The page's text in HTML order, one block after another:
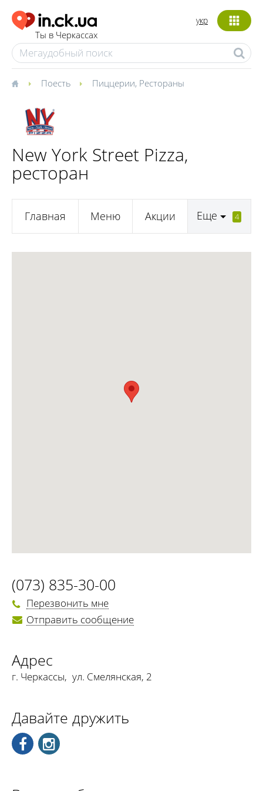
Ты в Черкассах
укр
Поесть Пиццерии, Рестораны
New York Street Pizza,
ресторан
Главная Меню Акции Еще 4
(073) 835-30-00
Перезвонить мне
Отправить сообщение
Адрес
г. Черкассы, ул. Смелянская, 2
Давайте дружить